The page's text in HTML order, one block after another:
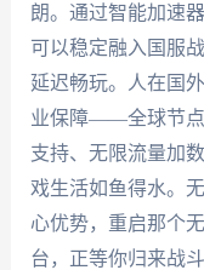
朗。通过智能加速
可以稳定融入国服
延迟畅玩。人在国
业保障——全球节点
支持、无限流量加
戏生活如鱼得水。
心优势，重启那个
台，正等你归来战斗